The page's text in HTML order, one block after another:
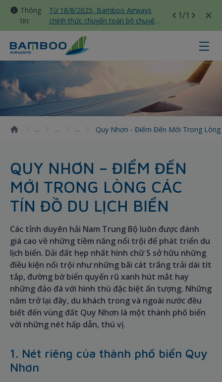
Thông
tin:
Từ 18/8/2025, Bamboo Airways
chính thức chuyển toàn bộ chuyến
bay nội địa sang nhà ga T3 Tân
Sơn Nhất
1/1
Quy Nhơn - điểm đến mới trong
Quy Nhơn - Điểm Đến Mới Trong
QUY NHƠN – ĐIỂM ĐẾN
MỚI TRONG LÒNG CÁC
TÍN ĐỒ DU LỊCH BIỂN
Các tỉnh duyên hải Nam Trung Bộ luôn được đánh
giá cao về những tiềm năng nổi trội để phát triển du
lịch biển. Dải đất hẹp nhất hình chữ S sở hữu những
điều kiện nổi trội như những bãi cát trắng trải dài tít
tắp, đường bờ biển quyến rũ xanh hút mắt hay
những đảo đá với hình thù đặc biệt ấn tượng. Những
năm trở lại đây, du khách trong và ngoài nước đều
biết đến vùng đất Quy Nhơn là một thành phố biển
với những nét hấp dẫn, thú vị.
1. Nét riêng của thành phố biển Quy
Nhơn